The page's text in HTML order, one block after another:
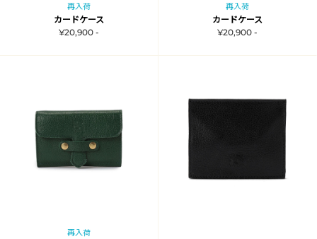
再入荷
カードケース
¥20,900 -
再入荷
カードケース
¥20,900 -
再入荷